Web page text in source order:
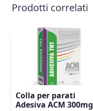
Prodotti correlati
Colla per parati
Adesiva ACM 300mg